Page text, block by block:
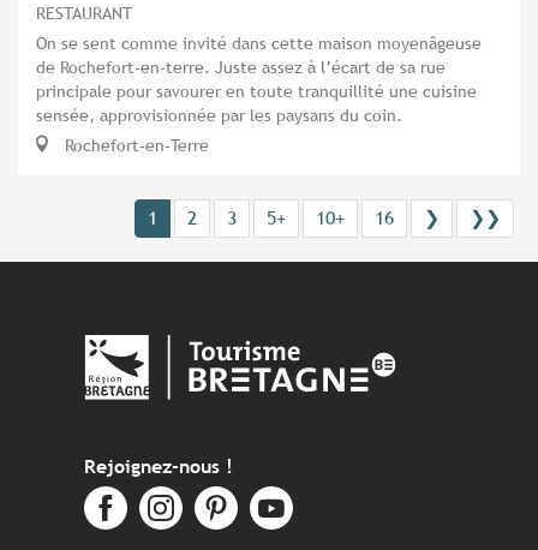
RESTAURANT
On se sent comme invité dans cette maison moyenâgeuse
de Rochefort-en-terre. Juste assez à l’écart de sa rue
principale pour savourer en toute tranquillité une cuisine
sensée, approvisionnée par les paysans du coin.
Rochefort-en-Terre
1 2 3 5+ 10+ 16 ❯ ❯❯
Rejoignez-nous !